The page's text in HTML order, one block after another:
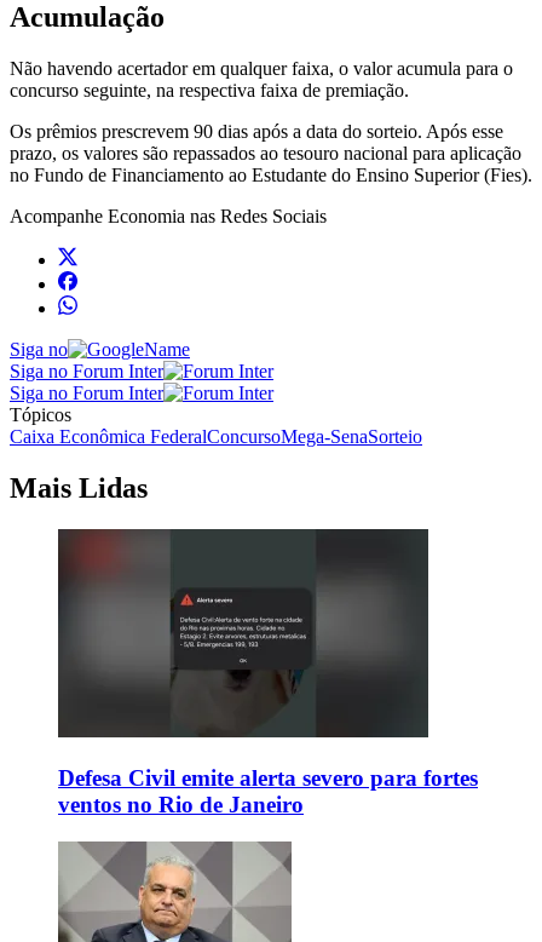
Acumulação
Não havendo acertador em qualquer faixa, o valor acumula para o
concurso seguinte, na respectiva faixa de premiação.
Os prêmios prescrevem 90 dias após a data do sorteio. Após esse
prazo, os valores são repassados ao tesouro nacional para aplicação
no Fundo de Financiamento ao Estudante do Ensino Superior (Fies).
Acompanhe Economia nas Redes Sociais
Siga no
Siga no Forum Inter
Siga no Forum Inter
Tópicos
Caixa Econômica FederalConcursoMega-SenaSorteio
Mais Lidas
Defesa Civil emite alerta severo para fortes
ventos no Rio de Janeiro